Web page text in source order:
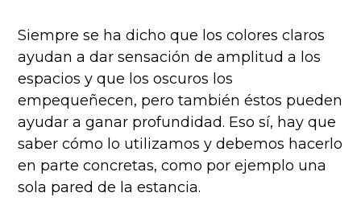
Siempre se ha dicho que los colores claros
ayudan a dar sensación de amplitud a los
espacios y que los oscuros los
empequeñecen, pero también éstos pueden
ayudar a ganar profundidad. Eso sí, hay que
saber cómo lo utilizamos y debemos hacerlo
en parte concretas, como por ejemplo una
sola pared de la estancia.